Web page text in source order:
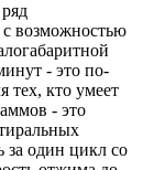
возможностью
- это по-
тех, кто умеет
- это
за один цикл со